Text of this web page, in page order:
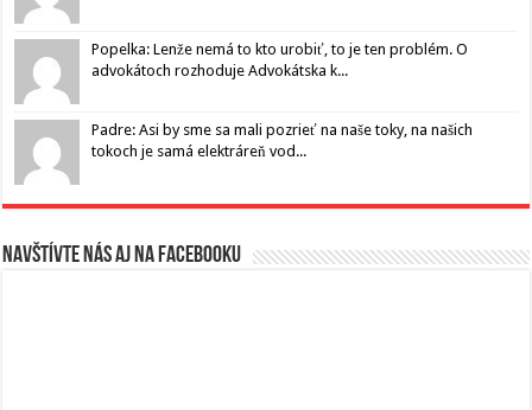
Popelka: Lenže nemá to kto urobiť, to je ten problém. O
advokátoch rozhoduje Advokátska k...
Padre: Asi by sme sa mali pozrieť na naše toky, na našich
tokoch je samá elektráreň vod...
Navštívte nás aj na Facebooku